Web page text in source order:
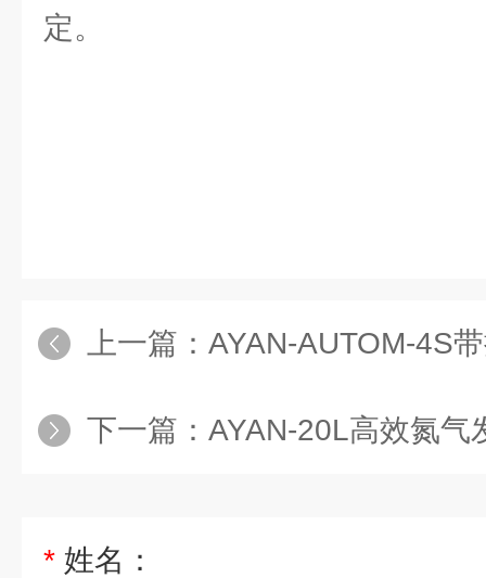
定。
上一篇： AYAN-AUTOM-4S带
下一篇： AYAN-20L高效氮气
* 姓名：